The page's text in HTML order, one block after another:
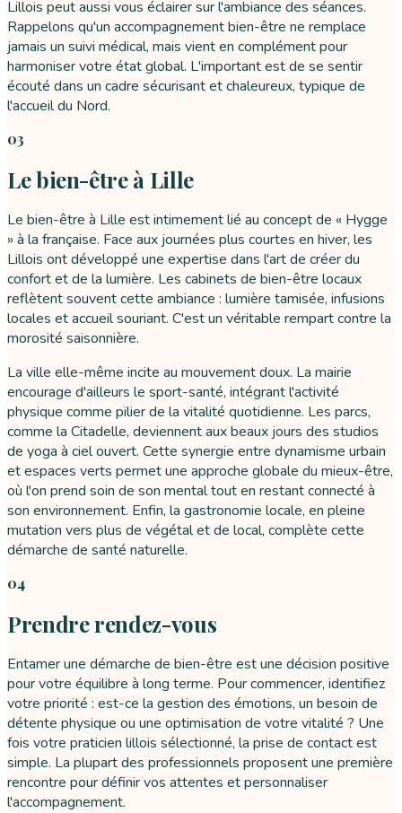
Lillois peut aussi vous éclairer sur l'ambiance des séances.
Rappelons qu'un accompagnement bien-être ne remplace
jamais un suivi médical, mais vient en complément pour
harmoniser votre état global. L'important est de se sentir
écouté dans un cadre sécurisant et chaleureux, typique de
l'accueil du Nord.
03
Le bien-être à Lille
Le bien-être à Lille est intimement lié au concept de « Hygge
» à la française. Face aux journées plus courtes en hiver, les
Lillois ont développé une expertise dans l'art de créer du
confort et de la lumière. Les cabinets de bien-être locaux
reflètent souvent cette ambiance : lumière tamisée, infusions
locales et accueil souriant. C'est un véritable rempart contre la
morosité saisonnière.
La ville elle-même incite au mouvement doux. La mairie
encourage d'ailleurs le sport-santé, intégrant l'activité
physique comme pilier de la vitalité quotidienne. Les parcs,
comme la Citadelle, deviennent aux beaux jours des studios
de yoga à ciel ouvert. Cette synergie entre dynamisme urbain
et espaces verts permet une approche globale du mieux-être,
où l'on prend soin de son mental tout en restant connecté à
son environnement. Enfin, la gastronomie locale, en pleine
mutation vers plus de végétal et de local, complète cette
démarche de santé naturelle.
04
Prendre rendez-vous
Entamer une démarche de bien-être est une décision positive
pour votre équilibre à long terme. Pour commencer, identifiez
votre priorité : est-ce la gestion des émotions, un besoin de
détente physique ou une optimisation de votre vitalité ? Une
fois votre praticien lillois sélectionné, la prise de contact est
simple. La plupart des professionnels proposent une première
rencontre pour définir vos attentes et personnaliser
l'accompagnement.